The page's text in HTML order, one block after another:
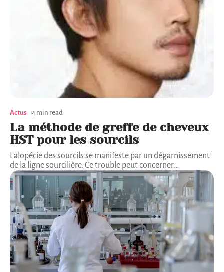
Actus 4 min read
La méthode de greffe de cheveux
HST pour les sourcils
L’alopécie des sourcils se manifeste par un dégarnissement
de la ligne sourcilière. Ce trouble peut concerner…